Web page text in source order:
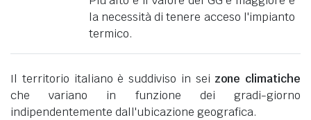
la necessità di tenere acceso l'impianto
termico.
Il territorio italiano è suddiviso in sei zone climatiche
che variano in funzione dei gradi-giorno
indipendentemente dall'ubicazione geografica.